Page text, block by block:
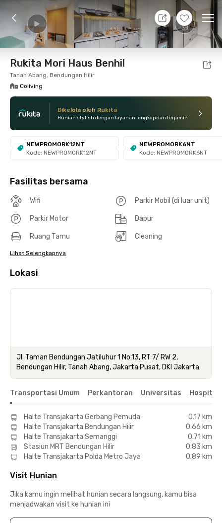
+5
8 Agt 26 - Belum tahu
Foto Fasilitas bersama Lokasi Kamar
Rukita Mori Haus Benhil
Tanah Abang, Bendungan Hilir
Coliving
Dikelola oleh Rukita
Hunian stylish dengan layanan lengkap dan terjamin
NEWPROMORK12NT
Kode: NEWPROMORK12NT
NEWPROMORK6NT
Kode: NEWPROMORK6NT
Fasilitas bersama
Wifi Parkir Mobil (di luar unit)
Parkir Motor Dapur
Ruang Tamu Cleaning
Lihat Selengkapnya
Lokasi
Jl. Taman Bendungan Jatiluhur 1 No.13, RT 7/ RW 2,
Bendungan Hilir, Tanah Abang, Jakarta Pusat, DKI Jakarta
Transportasi Umum Perkantoran Universitas Hospital
Halte Transjakarta Gerbang Pemuda
0.17 km
Halte Transjakarta Bendungan Hilir
0.66 km
Halte Transjakarta Semanggi
0.71 km
Stasiun MRT Bendungan Hilir
0.83 km
Halte Transjakarta Polda Metro Jaya
0.89 km
Visit Hunian
Jika kamu ingin melihat hunian secara langsung, kamu bisa
menjadwakan visit ke hunian ini